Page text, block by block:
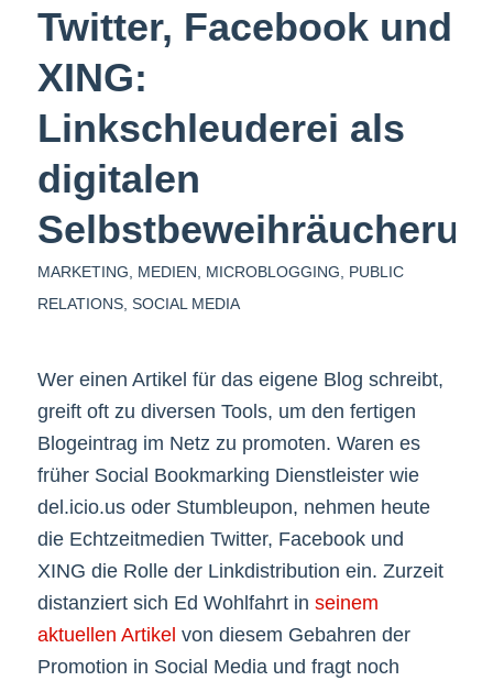
Twitter, Facebook und
XING:
Linkschleuderei als
digitalen
MARKETING MEDIEN MICROBLOGGING
PUBLIC
RELATIONS, SOCIAL MEDIA
Wer einen Artikel für das eigene Blog schreibt,
greift oft zu diversen Tools, um den fertigen
Blogeintrag im Netz zu promoten. Waren es
früher Social Bookmarking Dienstleister wie
del.icio.us oder Stumbleupon, nehmen heute
die Echtzeitmedien Twitter, Facebook und
XING die Rolle der Linkdistribution ein. Zurzeit
distanziert sich Ed Wohlfahrt in seinem
aktuellen Artikel von diesem Gebahren der
Promotion in Social Media und fragt noch